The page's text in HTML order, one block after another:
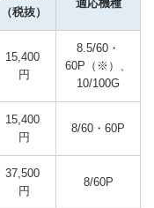
（税抜）
適応機種
15,400
円
8.5/60・
60P（※）、
10/100G
15,400
円
8/60・60P
37,500
円
8/60P